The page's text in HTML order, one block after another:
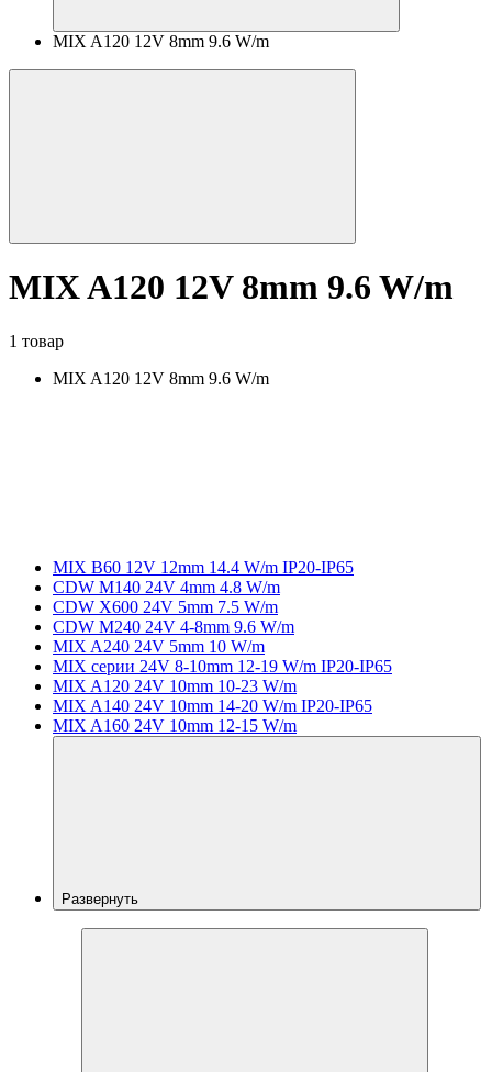
MIX A120 12V 8mm 9.6 W/m
MIX A120 12V 8mm 9.6 W/m
1 товар
MIX A120 12V 8mm 9.6 W/m
MIX B60 12V 12mm 14.4 W/m IP20-IP65
CDW M140 24V 4mm 4.8 W/m
CDW X600 24V 5mm 7.5 W/m
CDW M240 24V 4-8mm 9.6 W/m
MIX A240 24V 5mm 10 W/m
MIX серии 24V 8-10mm 12-19 W/m IP20-IP65
MIX A120 24V 10mm 10-23 W/m
MIX A140 24V 10mm 14-20 W/m IP20-IP65
MIX A160 24V 10mm 12-15 W/m
Развернуть